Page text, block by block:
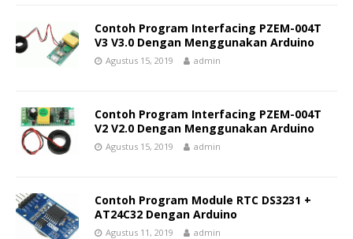
Contoh Program Interfacing PZEM-004T
V3 V3.0 Dengan Menggunakan Arduino
Agustus 15, 2019 admin
Contoh Program Interfacing PZEM-004T
V2 V2.0 Dengan Menggunakan Arduino
Agustus 15, 2019 admin
Contoh Program Module RTC DS3231 +
AT24C32 Dengan Arduino
Agustus 11, 2019 admin